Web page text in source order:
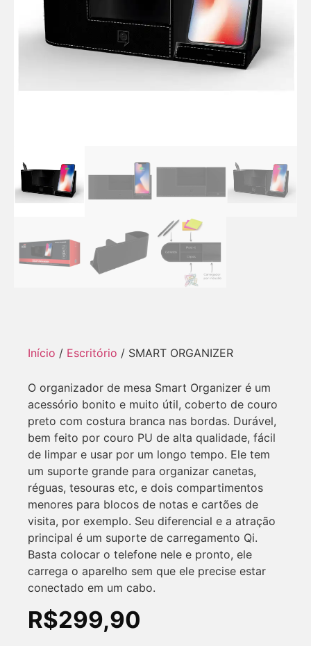
Início / Escritório / SMART ORGANIZER
O organizador de mesa Smart Organizer é um
acessório bonito e muito útil, coberto de couro
preto com costura branca nas bordas. Durável,
bem feito por couro PU de alta qualidade, fácil
de limpar e usar por um longo tempo. Ele tem
um suporte grande para organizar canetas,
réguas, tesouras etc, e dois compartimentos
menores para blocos de notas e cartões de
visita, por exemplo. Seu diferencial e a atração
principal é um suporte de carregamento Qi.
Basta colocar o telefone nele e pronto, ele
carrega o aparelho sem que ele precise estar
conectado em um cabo.
R$299,90